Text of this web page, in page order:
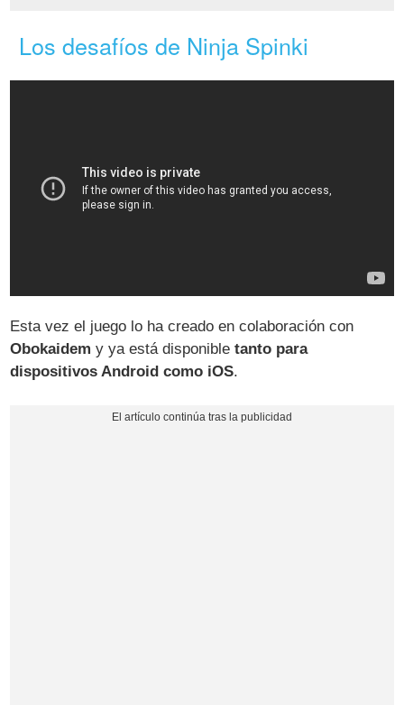
Los desafíos de Ninja Spinki
Esta vez el juego lo ha creado en colaboración con
Obokaidem y ya está disponibletanto para
dispositivos Android como iOS.